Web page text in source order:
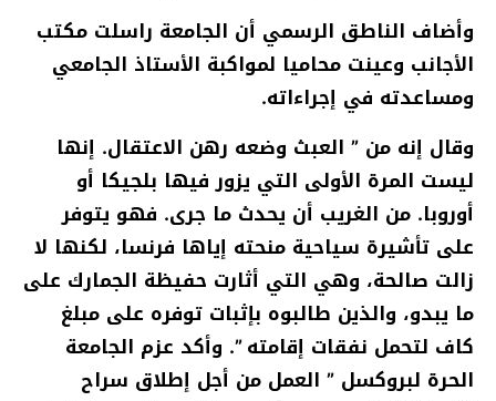
وأضاف الناطق الرسمي أن الجامعة راسلت مكتب
الأجانب وعينت محاميا لمواكبة الأستاذ الجامعي
ومساعدته في إجراءاته.
وقال إنه من ” العبث وضعه رهن الاعتقال. إنها
ليست المرة الأولى التي يزور فيها بلجيكا أو
أوروبا. من الغريب أن يحدث ما جرى. فهو يتوفر
على تأشيرة سياحية منحته إياها فرنسا، لكنها لا
زالت صالحة، وهي التي أثارت حفيظة الجمارك على
ما يبدو، والذين طالبوه بإثبات توفره على مبلغ
كاف لتحمل نفقات إقامته ”. وأكد عزم الجامعة
الحرة لبروكسل ” العمل من أجل إطلاق سراح